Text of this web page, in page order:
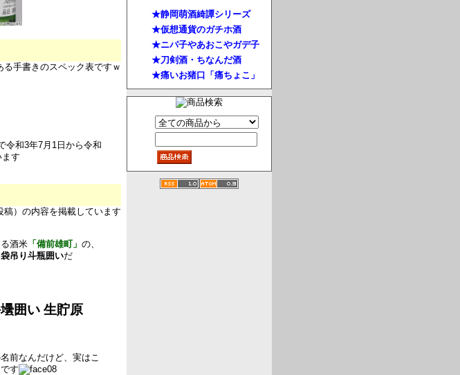
手書きのスペック表ですｗ
令和3年7月1日から令和
す
）の内容を掲載しています
酒米 「備前雄町」 の、
袋吊り斗瓶囲いだ
囲い 生貯原
前なんだけど、実はこ
す
★静岡萌酒綺譚シリーズ
★仮想通貨のガチホ酒
★ニパ子やあおこやガデ子
★刀剣酒・ちなんだ酒
★痛いお猪口「痛ちょこ」